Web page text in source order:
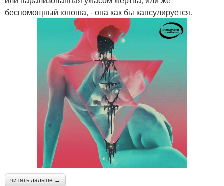
беспомощный юноша, - она как бы капсулируется.
читать дальше →